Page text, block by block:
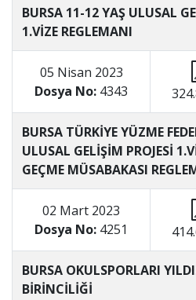
BURSA 11-12 YAŞ ULUSAL
1.VİZE REGLEMANI
05 Nisan 2023
Dosya No: 4343
BURSA TÜRKİYE YÜZME
ULUSAL GELİŞİM PROJESİ
GEÇME MÜSABAKASI
02 Mart 2023
Dosya No: 4251
BURSA OKULSPORLARI
BİRİNCİLİĞİ